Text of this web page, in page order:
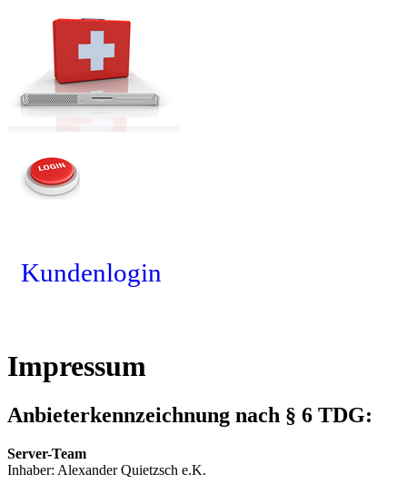
Kundenlogin
Impressum
Anbieterkennzeichnung nach § 6 TDG:
Server-Team
Inhaber: Alexander Quietzsch e.K.